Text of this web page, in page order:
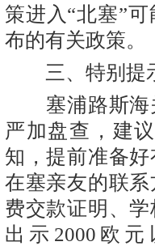
策进入“北塞”
布的有关政策。
三、特别提
塞浦路斯海关
严加盘查，建
知，提前准备
在塞亲友的联
费交款证明、
出示2000欧